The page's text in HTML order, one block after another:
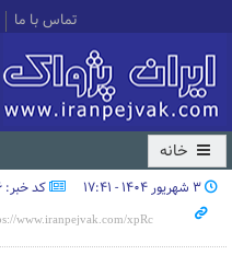
تماس با ما
خانه
۳ شهریور ۱۴۰۴ - ۱۷:۴۱ کد خبر: 45236